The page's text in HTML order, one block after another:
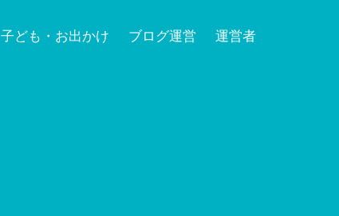
子ども・お出かけ ブログ運営 運営者